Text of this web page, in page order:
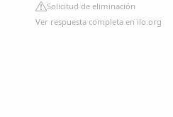
Solicitud de eliminación
Ver respuesta completa en ilo.org